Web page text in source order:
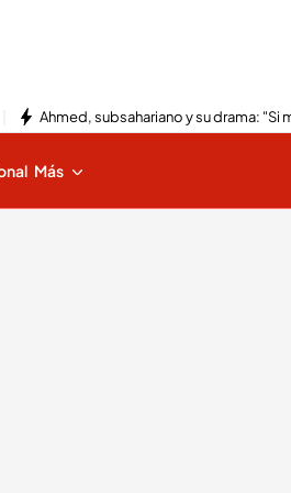
Ahmed, subsahariano y su drama:
Más